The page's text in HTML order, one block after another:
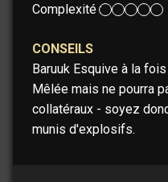
Complexité :
CONSEILS
Baruuk Esquive à la
Mêlée mais ne pourra
collatéraux - soyez
munis d'explosifs.